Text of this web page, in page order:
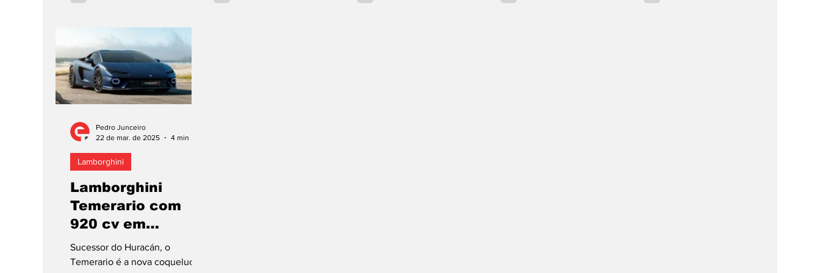
Lamborghini
Temerario com
920 cv em
Portugal
Sucessor do Huracán, o
Temerario é a nova coqueluche
Lamborghini
Pedro Junceiro
22 de mar. de 2025
4 min de leitura